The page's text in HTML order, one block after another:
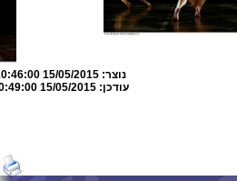
נוצר:15/05/2015 10:46:00
עודכן:15/05/2015 10:49:00